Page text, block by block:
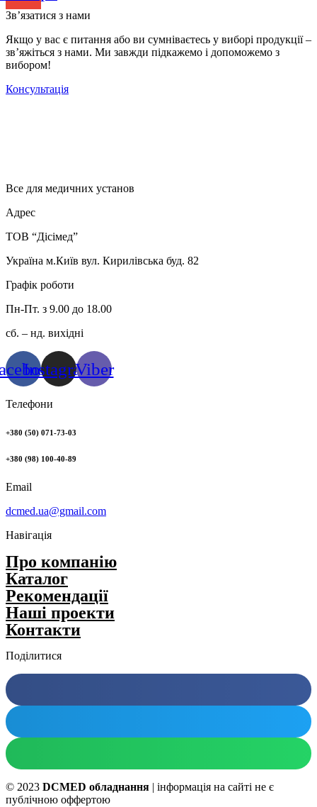
Зв’язатися з нами
Якщо у вас є питання або ви сумніваєтесь у виборі продукції –
зв’яжіться з нами. Ми завжди підкажемо і допоможемо з
вибором!
Консультація
Все для медичних установ
Адрес
ТОВ “Дісімед”
Україна м.Київ вул. Кирилівська буд. 82
Графік роботи
Пн-Пт. з 9.00 до 18.00
сб. – нд. вихідні
InstagramViber
Телефони
+380 (50) 071-73-03
+380 (98) 100-40-89
Email
dcmed.ua@gmail.com
Навігація
Про компанію
Каталог
Рекомендації
Нашi проекти
Контакти
Поділитися
© 2023 DCMED обладнання | інформація на сайті не є
публічною оффертою